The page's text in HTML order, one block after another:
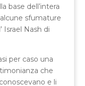
base dell’intera
sfumature
Israel Nash di
per caso una
che
e li